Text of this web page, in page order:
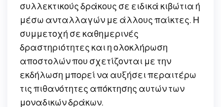
συλλεκτικούς δράκους σε ειδικά κιβώτια ή
μέσω ανταλλαγών με άλλους παίκτες. Η
συμμετοχή σε καθημερινές
δραστηριότητες και η ολοκλήρωση
αποστολών που σχετίζονται με την
εκδήλωση μπορεί να αυξήσει περαιτέρω
τις πιθανότητες απόκτησης αυτών των
μοναδικών δράκων.